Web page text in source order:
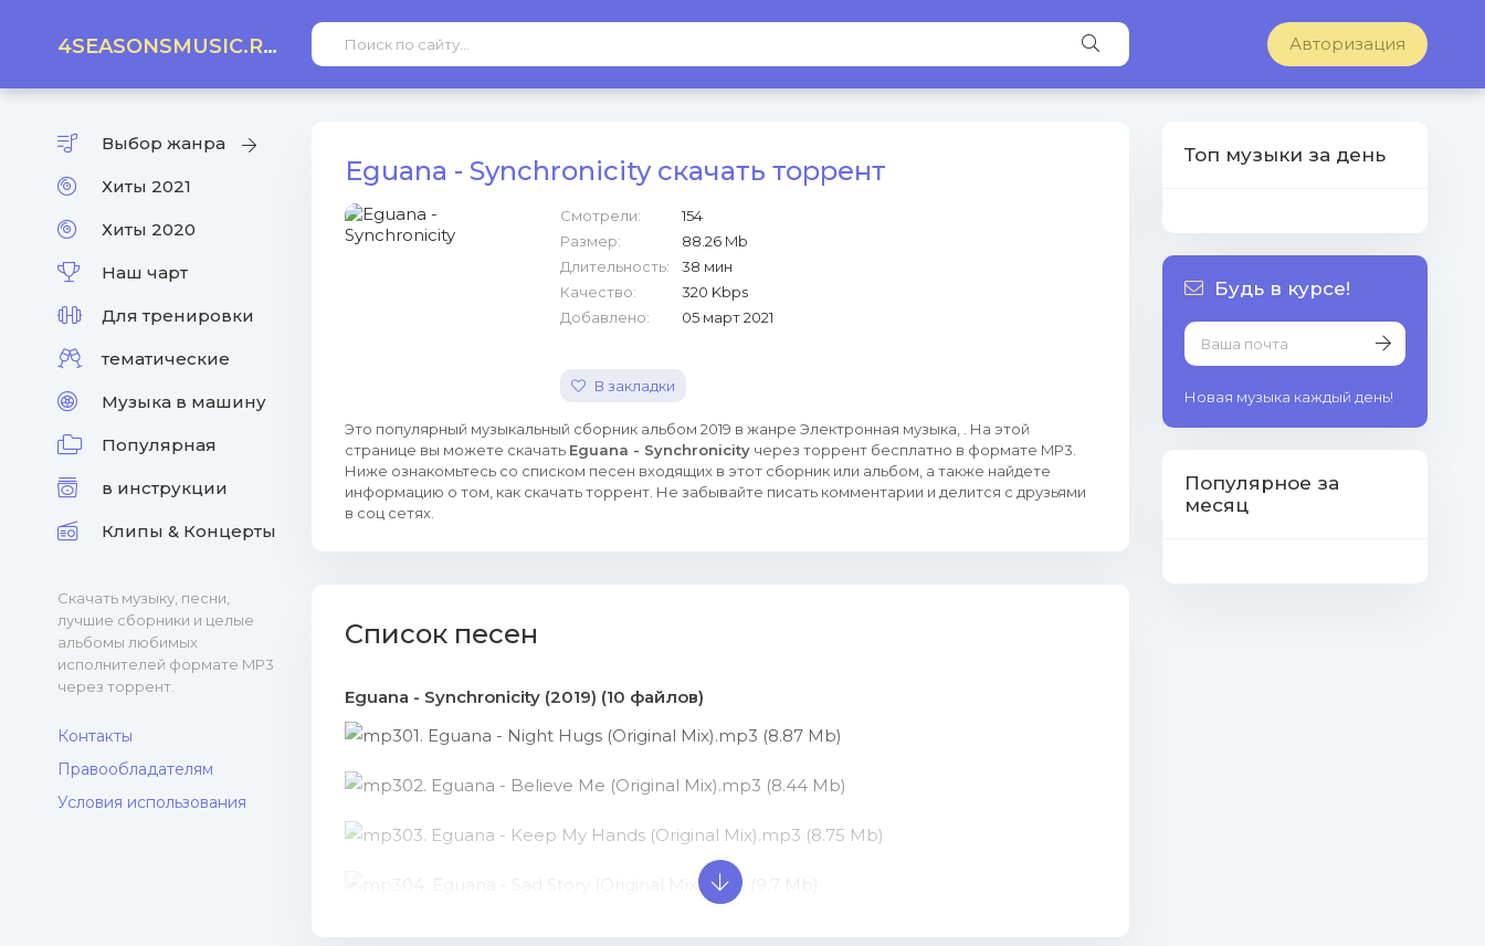
4SEASONSMUSIC.RU Авторизация
Выбор жанра
Хиты 2021
Хиты 2020
Наш чарт
Для тренировки
тематические
Музыка в машину
Популярная
в инструкции
Клипы & Концерты
Скачать музыку, песни,
лучшие сборники и целые
альбомы любимых
исполнителей формате MP3
через торрент.
Контакты
Правообладателям
Условия использования
Eguana - Synchronicity скачать торрент
Смотрели:
154
Размер:
88.26 Mb
Длительность:
38 мин
Качество:
320 Kbps
Добавлено:
05 март 2021
В закладки
Это популярный музыкальный сборник альбом 2019 в жанре Электронная музыка, . На этой
странице вы можете скачать Eguana - Synchronicity через торрент бесплатно в формате MP3.
Ниже ознакомьтесь со списком песен входящих в этот сборник или альбом, а также найдете
информацию о том, как скачать торрент. Не забывайте писать комментарии и делится с друзьями
в соц сетях.
Список песен
Eguana - Synchronicity (2019) (10 файлов)
01. Eguana - Night Hugs (Original Mix).mp3 (8.87 Mb)
02. Eguana - Believe Me (Original Mix).mp3 (8.44 Mb)
03. Eguana - Keep My Hands (Original Mix).mp3 (8.75 Mb)
04. Eguana - Sad Story (Original Mix).mp3 (9.7 Mb)
05. Eguana - My Sweetheart (Original Mix).mp3 (10.91 Mb)
Топ музыки за день
Будь в курсе!
Новая музыка каждый день!
Популярное за
месяц